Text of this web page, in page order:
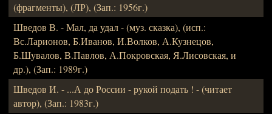
(фрагменты), (ЛР), (Зап.: 1956г.)
Шведов В. - Мал, да удал - (муз. сказка), (исп.:
Вс.Ларионов, Б.Иванов, И.Волков, А.Кузнецов,
Б.Шувалов, В.Павлов, А.Покровская, Я.Лисовская, и
др.), (Зап.: 1989г.)
Шведов И. - ...А до России - рукой подать ! - (читает
автор), (Зап.: 1983г.)